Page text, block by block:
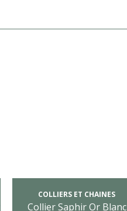
COLLIERS ET CHAINES
Collier Saphir Or Blanc